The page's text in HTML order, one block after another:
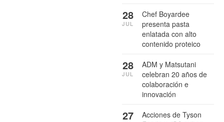
Chef Boyardee
presenta pasta
enlatada con alto
contenido proteico
28
JUL
ADM y Matsutani
celebran 20 años de
colaboración e
innovación
28
JUL
Acciones de Tyson
27